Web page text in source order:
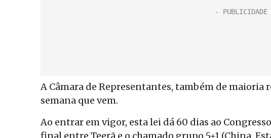
A Câmara de Representantes, também de maioria
semana que vem.
Ao entrar em vigor, esta lei dá 60 dias ao